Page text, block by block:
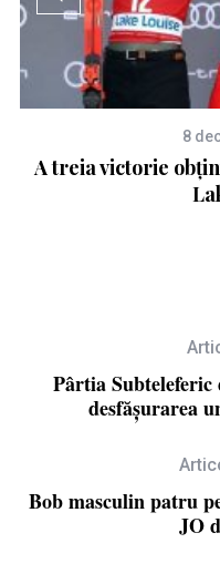
8
A treia victorie
Pârtia
desfășurarea
Bob masculin patru
JO